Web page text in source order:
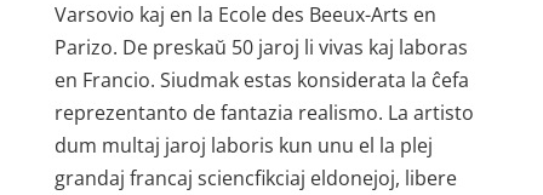
Varsovio kaj en la Ecole des Beeux-Arts en
Parizo. De preskaŭ 50 jaroj li vivas kaj laboras
en Francio. Siudmak estas konsiderata la ĉefa
reprezentanto de fantazia realismo. La artisto
dum multaj jaroj laboris kun unu el la plej
grandaj francaj sciencfikciaj eldonejoj, libere